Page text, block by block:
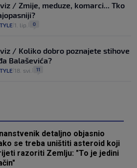
/ Zmije, meduze, komarci... Tko
1. lip. 0
/ Koliko dobro poznajete stihove
Balaševića?
18. svi. 11
detaljno objasnio
se treba uništiti asteroid koji
razoriti Zemlju: "To je jedini